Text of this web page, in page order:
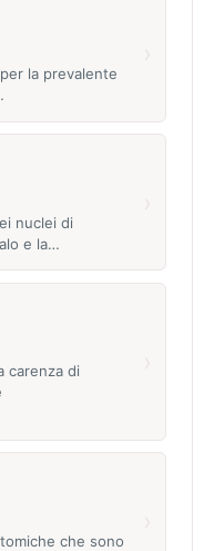
la prevalente
nuclei di
e la…
carenza di
che sono